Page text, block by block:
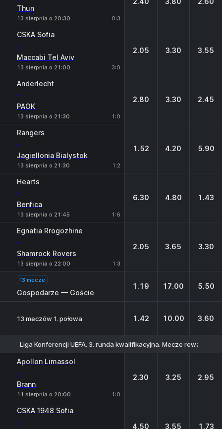
Thun
13 sierpnia o 20:30 0:3
CSKA Sofia
-
Maccabi Tel Aviv
13 sierpnia o 21:00 3:0
2.05 3.30 3.55
Anderlecht
-
PAOK
13 sierpnia o 21:30 1:0
2.80 3.30 2.45
Rangers
-
Jagiellonia Bialystok
13 sierpnia o 21:30 1:2
1.52 4.20 5.90
Hearts
-
Benfica
13 sierpnia o 21:45 1:6
6.30 4.80 1.43
Egnatia Rrogozhine
-
Shamrock Rovers
13 sierpnia o 22:00 1:3
2.05 3.65 3.30
13 mecze
Gospodarze — Goście
1.19 17.00 5.50
13 meczów 1. połowa 1.42 10.00 3.60
Liga Konferencji UEFA. 3. runda kwalifikacyjna. Mecze rewanżowe
Apollon Limassol
-
Brann
11 sierpnia o 20:00 1:0
2.30 3.25 2.95
CSKA 1948 Sofia
- 4.50 3.55 1.73